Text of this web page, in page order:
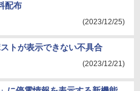
配布
(2023/12/25)
トが表示できない不具合
(2023/12/21)